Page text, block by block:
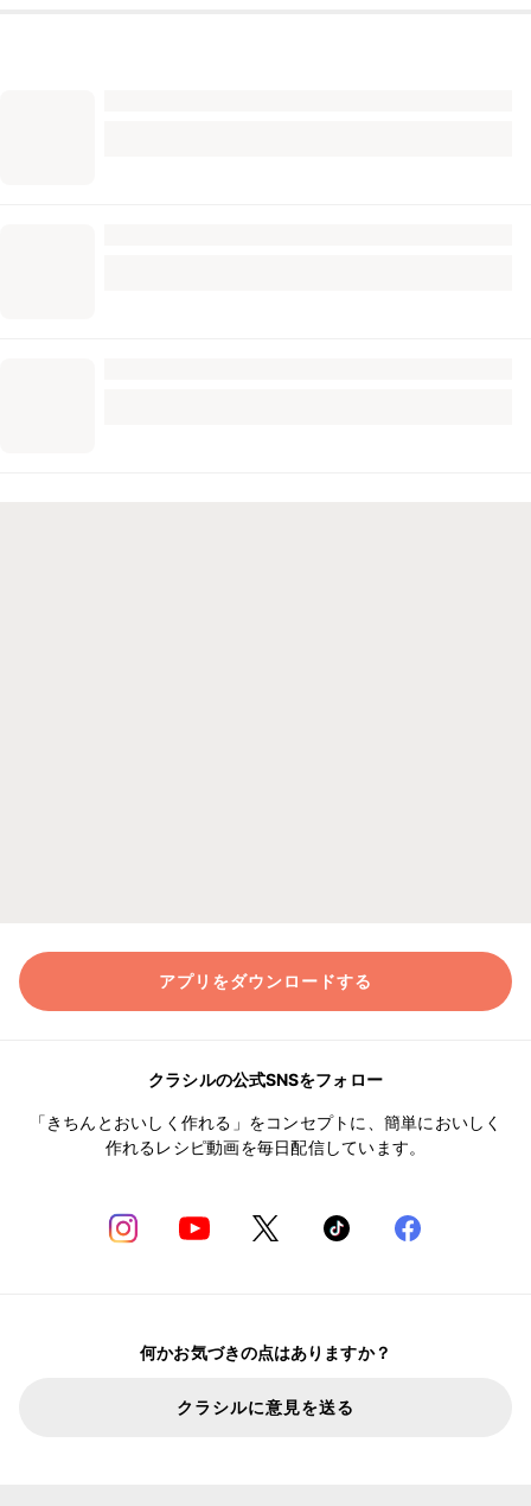
アプリをダウンロードする
クラシルの公式SNSをフォロー
「きちんとおいしく作れる」をコンセプトに、簡単においしく
作れるレシピ動画を毎日配信しています。
何かお気づきの点はありますか？
クラシルに意見を送る